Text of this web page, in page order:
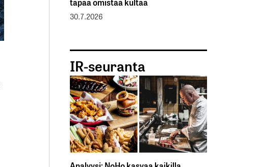
30.7.2026
IR-seuranta